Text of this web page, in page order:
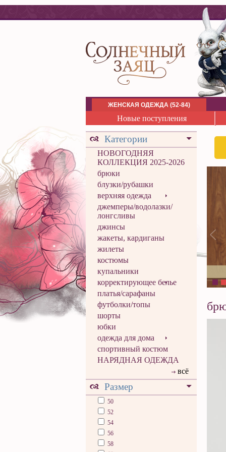
ЖЕНСКАЯ ОДЕЖДА (52-84)
Новые поступления
Категории
НОВОГОДНЯЯ
КОЛЛЕКЦИЯ 2025-2026
брюки
блузки/рубашки
верхняя одежда
джемперы/водолазки/
лонгсливы
джинсы
жакеты, кардиганы
жилеты
костюмы
купальники
корректирующее белье
платья/сарафаны
футболки/топы
шорты
юбки
одежда для дома
спортивный костюм
НАРЯДНАЯ ОДЕЖДА
всё
Размер
50
52
54
56
58